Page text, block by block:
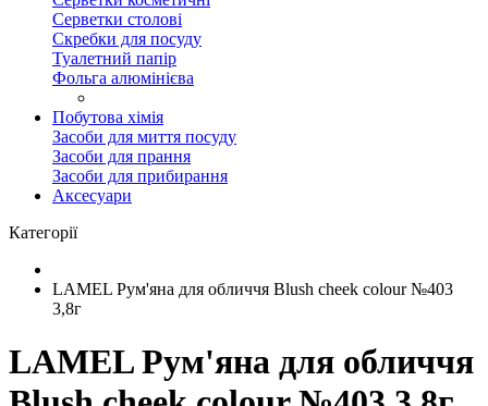
Серветки столові
Скребки для посуду
Туалетний папір
Фольга алюмінієва
Побутова хімія
Засоби для миття посуду
Засоби для прання
Засоби для прибирання
Аксесуари
Категорії
LAMEL Рум'яна для обличчя Blush cheek colour №403
3,8г
LAMEL Рум'яна для обличчя